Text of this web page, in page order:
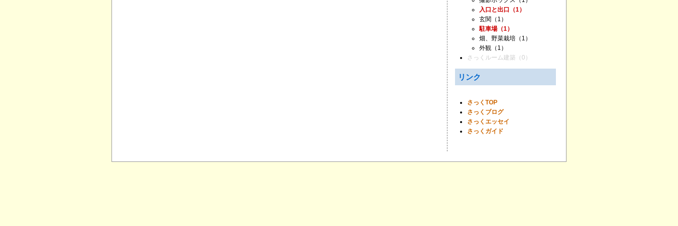
入口と出口
（1）
玄関 （1）
駐車場 （1）
畑、野菜栽培 （1）
外観 （1）
さっくルーム建築 （0）
リンク
さっくTOP
さっくブログ
さっくエッセイ
さっくガイド